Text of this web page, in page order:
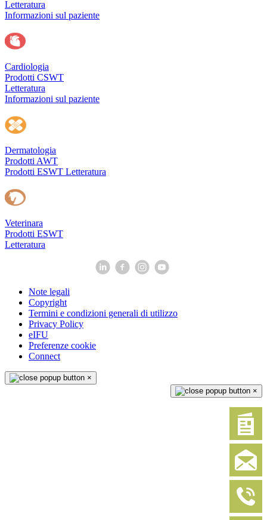
Letteratura
Informazioni sul paziente
Cardiologia
Prodotti CSWT
Letteratura
Informazioni sul paziente
Dermatologia
Prodotti AWT
Prodotti ESWT Letteratura
Veterinara
Prodotti ESWT
Letteratura
Note legali
Copyright
Termini e condizioni generali di utilizzo
Privacy Policy
eIFU
Preferenze cookie
Connect
×
×